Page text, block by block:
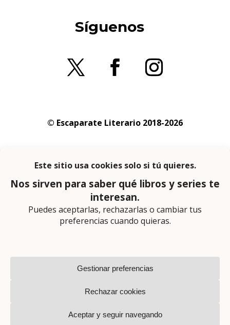
Síguenos
© Escaparate Literario 2018-2026
privacidad
En calidad de afiliado de Amazon obtengo
ingresos por las compras adscritas que